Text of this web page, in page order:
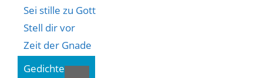
Sei stille zu Gott
Stell dir vor
Zeit der Gnade
Gedichte